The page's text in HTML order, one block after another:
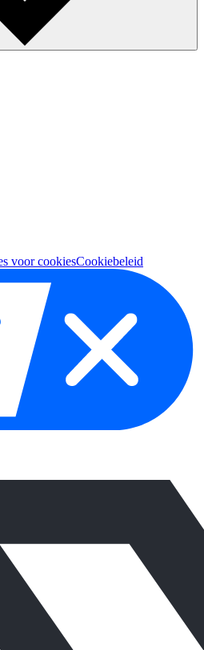
voor cookiesCookiebeleid